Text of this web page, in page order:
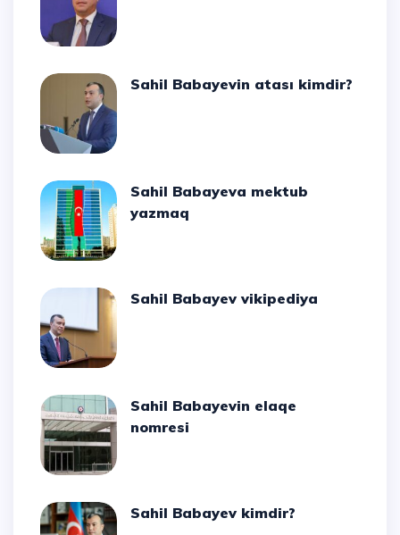
Sahil Babayevin atası kimdir?
Sahil Babayeva mektub
yazmaq
Sahil Babayev vikipediya
Sahil Babayevin elaqe
nomresi
Sahil Babayev kimdir?